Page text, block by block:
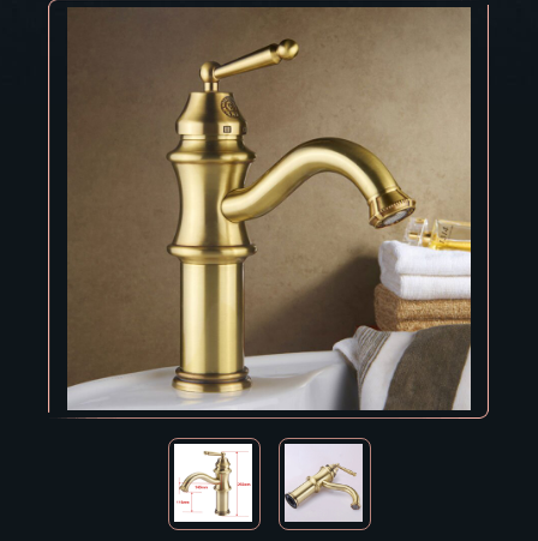
Владимир
Волгоград
Вологда
Воронеж
Горно-Алтайск
Екатеринбург